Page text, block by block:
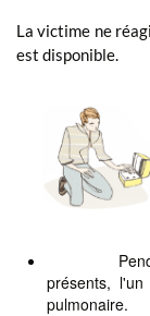
La victime ne
est disponible.
Pendant
présents,
pulmonaire.